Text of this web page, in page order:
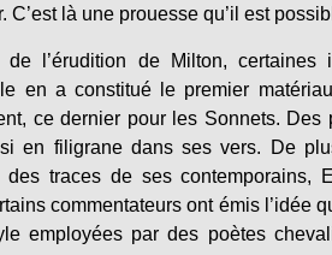
C’est là une prouesse qu’il est
de l’érudition de Milton,
en a constitué le premier
ce dernier pour les Sonnets.
en filigrane dans ses vers. De
des traces de ses contemporains,
commentateurs ont émis l’idée
employées par des poètes